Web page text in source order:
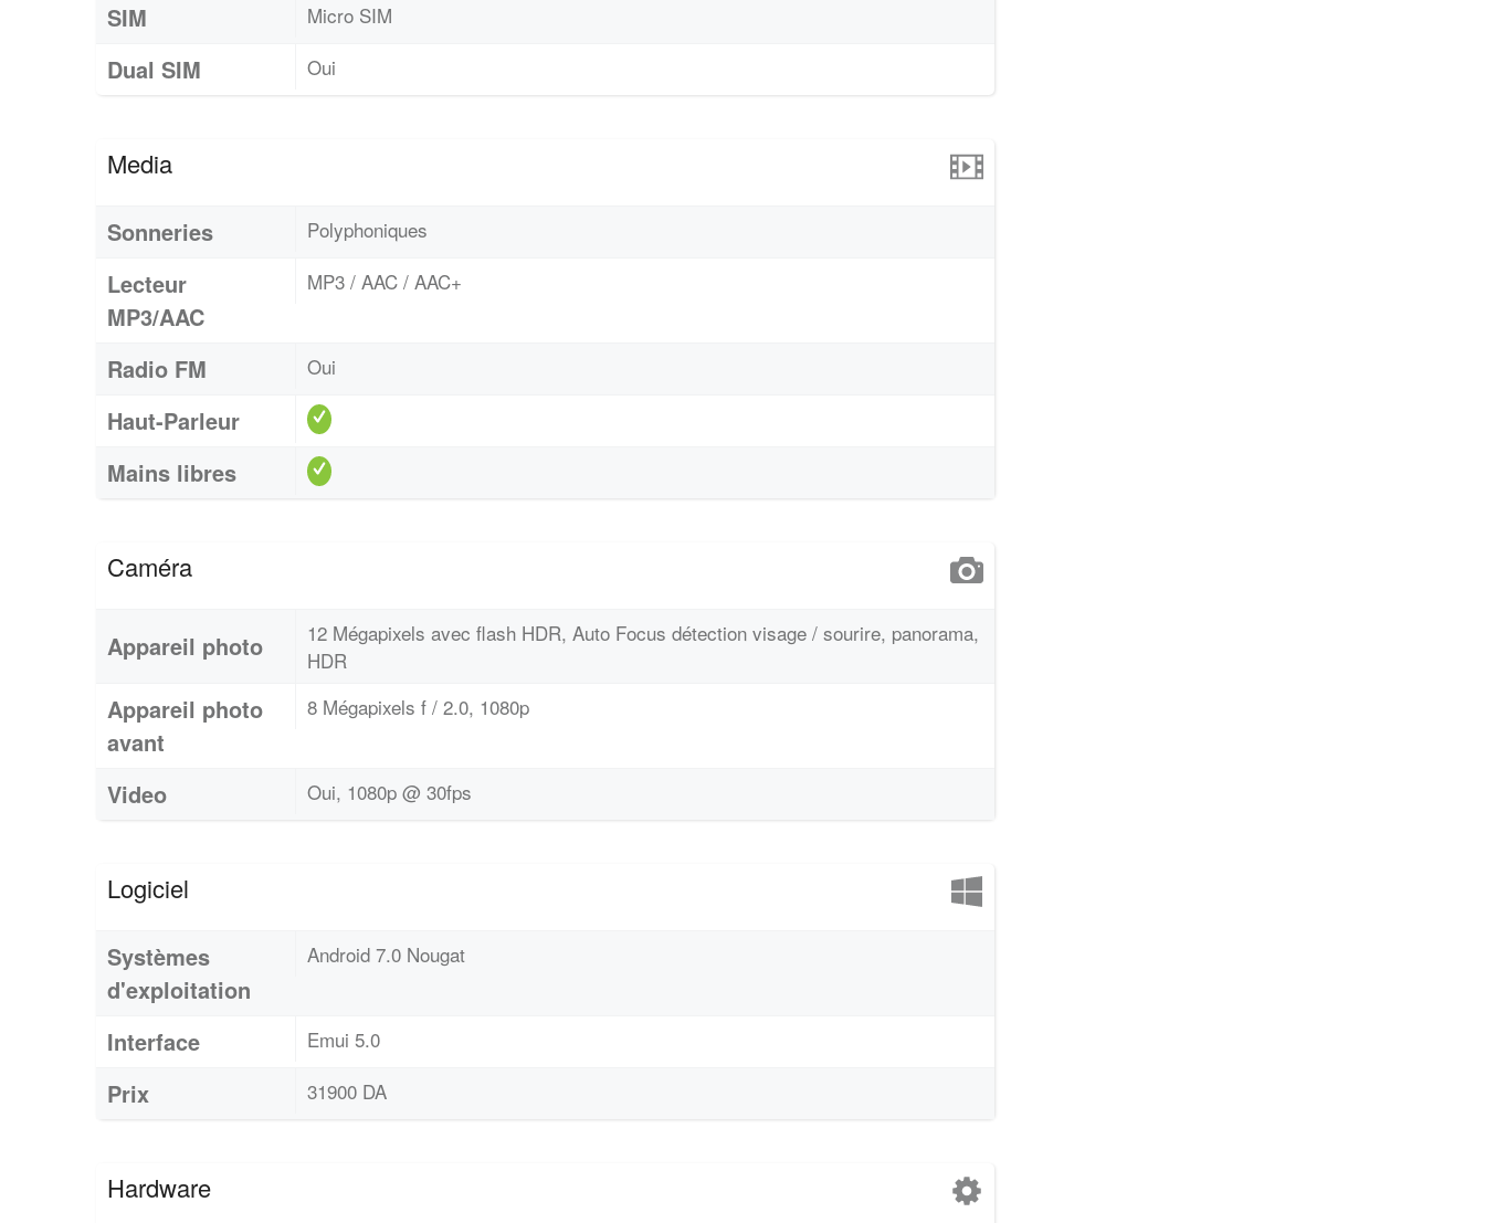
SIM Micro SIM
Dual SIM Oui
Media
Sonneries Polyphoniques
Lecteur
MP3/AAC
MP3 / AAC / AAC+
Radio FM Oui
Haut-Parleur
Mains libres
Caméra
Appareil photo
12 Mégapixels avec flash HDR, Auto Focus détection visage / sourire, panorama,
HDR
Appareil photo
avant
8 Mégapixels f / 2.0, 1080p
Video Oui, 1080p @ 30fps
Logiciel
Systèmes
d'exploitation
Android 7.0 Nougat
Interface Emui 5.0
Prix 31900 DA
Hardware